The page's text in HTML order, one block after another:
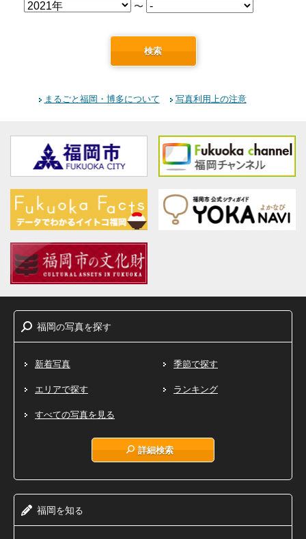
〜
検索
まるごと福岡・博多について 写真利用上の注意
福岡の写真を探す
新着写真 季節で探す
エリアで探す ランキング
すべての写真を見る
詳細検索
福岡を知る